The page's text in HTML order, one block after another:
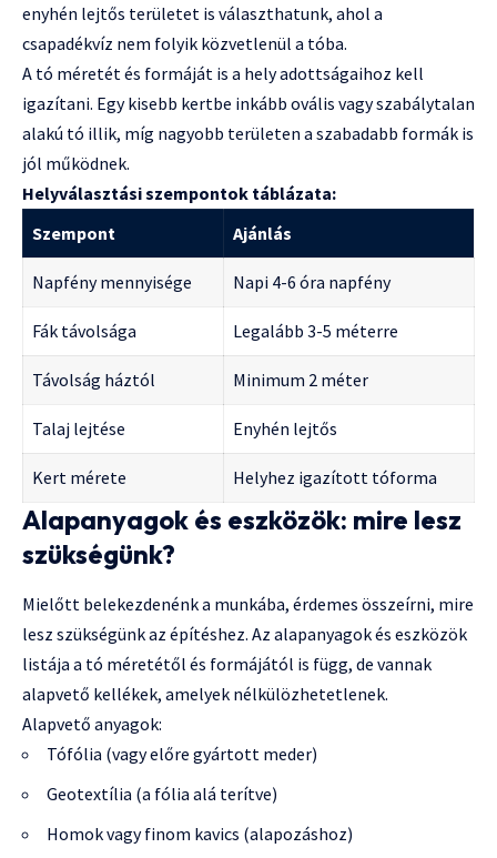
enyhén lejtős területet is választhatunk, ahol a
csapadékvíz nem folyik közvetlenül a tóba.
A tó méretét és formáját is a hely adottságaihoz kell
igazítani. Egy kisebb kertbe inkább ovális vagy szabálytalan
alakú tó illik, míg nagyobb területen a szabadabb formák is
jól működnek.
Helyválasztási szempontok táblázata:
Szempont
Ajánlás
Napfény mennyisége Napi 4-6 óra napfény
Fák távolsága Legalább 3-5 méterre
Távolság háztól Minimum 2 méter
Talaj lejtése Enyhén lejtős
Kert mérete Helyhez igazított tóforma
Alapanyagok és eszközök: mire lesz
szükségünk?
Mielőtt belekezdenénk a munkába, érdemes összeírni, mire
lesz szükségünk az építéshez. Az alapanyagok és eszközök
listája a tó méretétől és formájától is függ, de vannak
alapvető kellékek, amelyek nélkülözhetetlenek.
Alapvető anyagok:
Tófólia (vagy előre gyártott meder)
Geotextília (a fólia alá terítve)
Homok vagy finom kavics (alapozáshoz)